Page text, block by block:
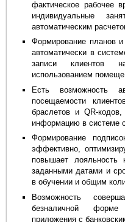
фактическое рабочее
индивидуальные
автоматическим
Формирование планов
автоматически в
записи клиентов
использованием
Есть возможность
посещаемости
браслетов и QR-
информацию в системе
Формирование
эффективно,
повышает лояльность
заданными датами и
в обучении и общим
Возможность
безналичной форме
приложения с